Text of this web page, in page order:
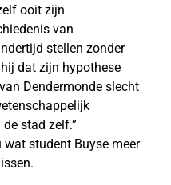
ooit zijn
van
stellen zonder
dat zijn hypothese
Dendermonde slecht
stad zelf.”
wat student Buyse meer